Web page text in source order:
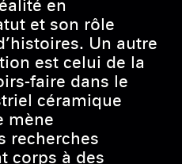
en
et son rôle
Un autre
est celui de la
faire dans le
céramique
mène
recherches
corps à des